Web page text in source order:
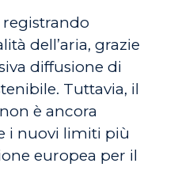
dell’aria, grazie
diffusione di
Tuttavia, il
è ancora
i nuovi limiti più
europea per il